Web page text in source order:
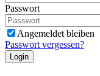
Passwort
Angemeldet bleiben
Passwort vergessen?
Login